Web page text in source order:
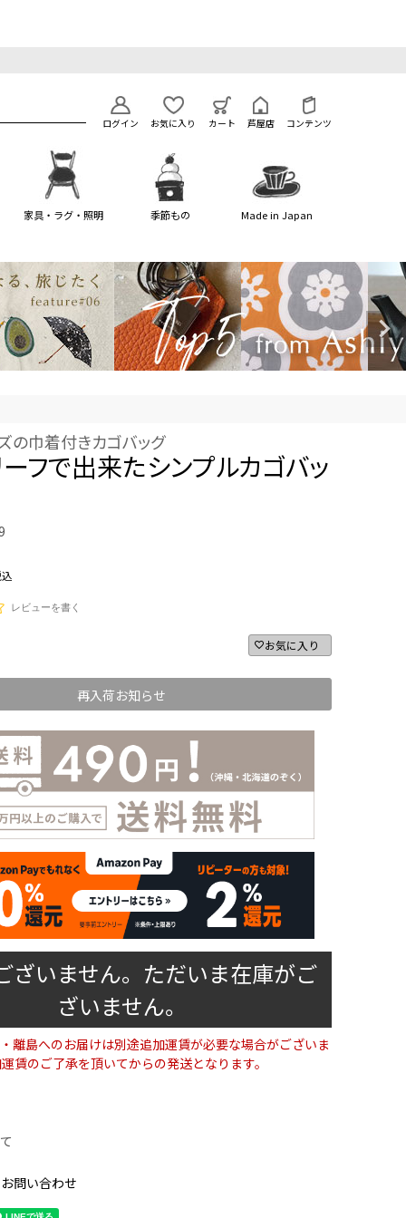
ログイン お気に入り カート 芦屋店 コンテンツ
家具・ラグ・照明 季節もの Made in Japan
の巾着付きカゴバッグ
フで出来たシンプルカゴバッ
レビューを書く
お気に入り
再入荷お知らせ
ざいません。ただいま在庫がご
ざいません。
離島へのお届けは別途追加運賃が必要な場合がございま
賃のご了承を頂いてからの発送となります。
問い合わせ